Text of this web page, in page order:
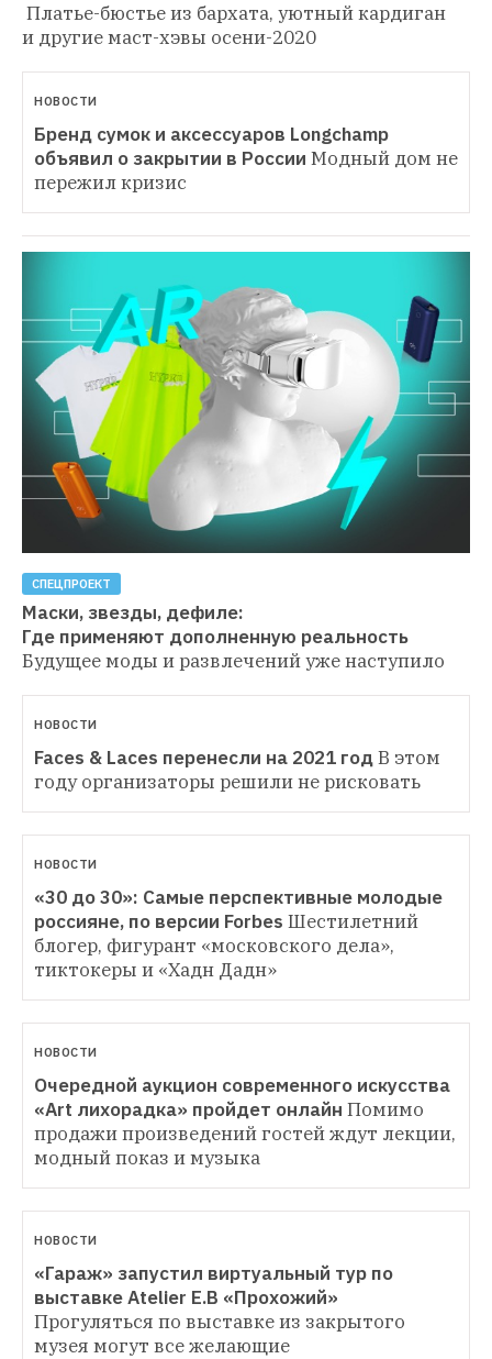
Платье-бюстье из бархата, уютный кардиган
и другие маст-хэвы осени-2020
НОВОСТИ
Бренд сумок и аксессуаров Longchamp
объявил о закрытии в России Модный дом не
пережил кризис
СПЕЦПРОЕКТ
Маски, звезды, дефиле:
Где применяют дополненную реальность
Будущее моды и развлечений уже наступило
НОВОСТИ
Faces & Laces перенесли на 2021 годВ этом
году организаторы решили не рисковать
НОВОСТИ
«30 до 30»: Самые перспективные молодые
россияне, по версии Forbes Шестилетний
блогер, фигурант «московского дела»,
тиктокеры и «Хадн Дадн»
НОВОСТИ
Очередной аукцион современного искусства
«Art лихорадка» пройдет онлайн Помимо
продажи произведений гостей ждут лекции,
модный показ и музыка
НОВОСТИ
«Гараж» запустил виртуальный тур по
выставке Atelier E.B «Прохожий»
Прогуляться по выставке из закрытого
музея могут все желающие